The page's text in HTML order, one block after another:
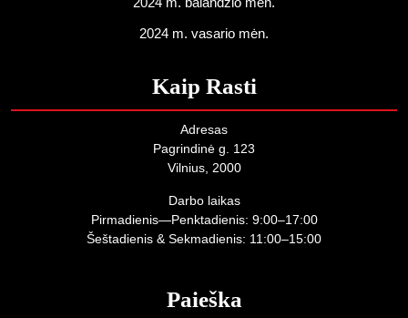
2024 m. vasario mėn.
Kaip Rasti
Adresas
Pagrindinė g. 123
Vilnius, 2000
Darbo laikas
Pirmadienis—Penktadienis: 9:00–17:00
Šeštadienis & Sekmadienis: 11:00–15:00
Paieška